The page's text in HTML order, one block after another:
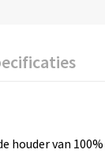
van